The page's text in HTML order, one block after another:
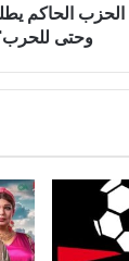
الحزب الحاكم
وحتى